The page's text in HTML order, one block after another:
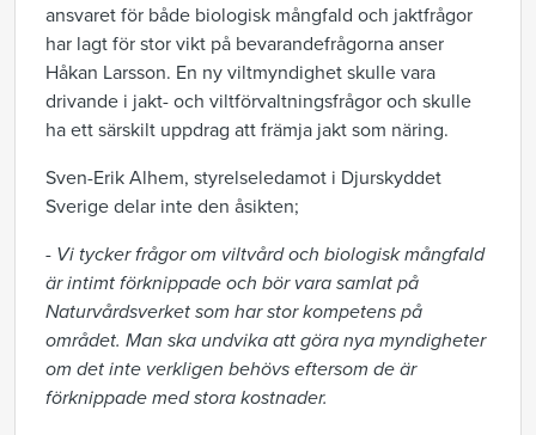
ansvaret för både biologisk mångfald och jaktfrågor
har lagt för stor vikt på bevarandefrågorna anser
Håkan Larsson. En ny viltmyndighet skulle vara
drivande i jakt- och viltförvaltningsfrågor och skulle
ha ett särskilt uppdrag att främja jakt som näring.
Sven-Erik Alhem, styrelseledamot i Djurskyddet
Sverige delar inte den åsikten;
- Vi tycker frågor om viltvård och biologisk mångfald
är intimt förknippade och bör vara samlat på
Naturvårdsverket som har stor kompetens på
området. Man ska undvika att göra nya myndigheter
om det inte verkligen behövs eftersom de är
förknippade med stora kostnader.